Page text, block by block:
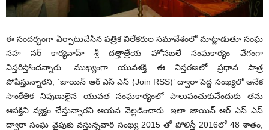
ఈ సందర్భంగా ఏర్పాటుచేసిన పత్రిక విలేకరుల సమావేశంలో మాట్లాడుతూ సంఘ
సహ సర్ కార్యవాహ్ శ్రీ దత్తాత్రేయ హోసబలే సంఘకార్యం వేగంగా
విస్తరిస్తోందన్నారు. ముఖ్యంగా యువశక్తి ఈ విస్తరణలో ప్రధాన పాత్ర
పోషిస్తున్నారని, `జాయిన్ ఆర్ ఎస్ ఎస్ (Join RSS)’ ద్వారా పెద్ద సంఖ్యలో అనేక
సాంకేతిక నిపుణులైన యువత సంఘకార్యంలో పాలుపంచుకునేందుకు తమ
ఆసక్తిని వ్యక్తం చేస్తున్నారని ఆయన వెల్లడించారు. ఇలా జాయిన్ ఆర్ ఎస్ ఎస్
ద్వారా సంఘ వైపుకు వస్తున్నవారి సంఖ్య 2015 తో పోలిస్తే 2016లో 48 శాతం,